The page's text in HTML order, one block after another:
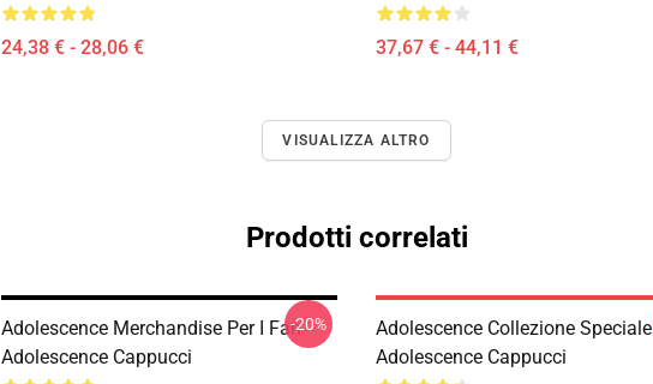
24,38 € - 28,06 € 37,67 € - 44,11 €
VISUALIZZA ALTRO
Prodotti correlati
Adolescence Merchandise Per I Fan
Adolescence Cappucci
-20%
Adolescence Collezione Speciale
Adolescence Cappucci